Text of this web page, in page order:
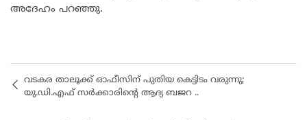
അദേഹം പറഞ്ഞു.
വടകര താലൂക്ക് ഓഫീസിന് പുതിയ കെട്ടിടം വരുന്നു;
യു.ഡി.എഫ് സർക്കാരിന്റെ ആദ്യ ബജറ ..